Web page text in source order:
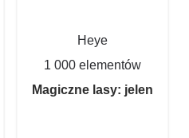
Heye
1 000 elementów
Magiczne lasy: jelen